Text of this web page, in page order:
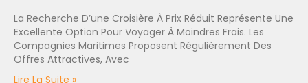
La Recherche D’une Croisière À Prix Réduit Représente Une
Excellente Option Pour Voyager À Moindres Frais. Les
Compagnies Maritimes Proposent Régulièrement Des
Offres Attractives, Avec
Lire La Suite »